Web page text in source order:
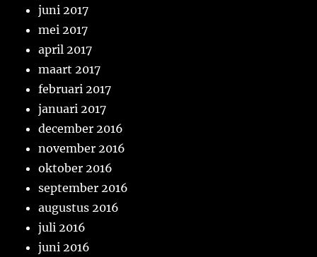
juni 2017
mei 2017
april 2017
maart 2017
februari 2017
januari 2017
december 2016
november 2016
oktober 2016
september 2016
augustus 2016
juli 2016
juni 2016